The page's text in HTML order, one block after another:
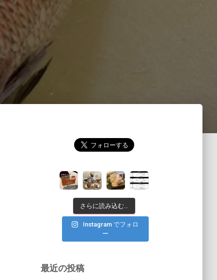
さらに読み込む...
Instagram でフォロ
ー
最近の投稿